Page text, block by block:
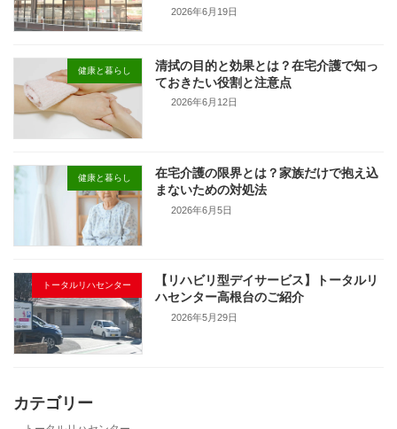
2026年6月19日
健康と暮らし
清拭の目的と効果とは？在宅介護で知っ
ておきたい役割と注意点
2026年6月12日
健康と暮らし
在宅介護の限界とは？家族だけで抱え込
まないための対処法
2026年6月5日
トータルリハセンター
【リハビリ型デイサービス】トータルリ
ハセンター高根台のご紹介
2026年5月29日
カテゴリー